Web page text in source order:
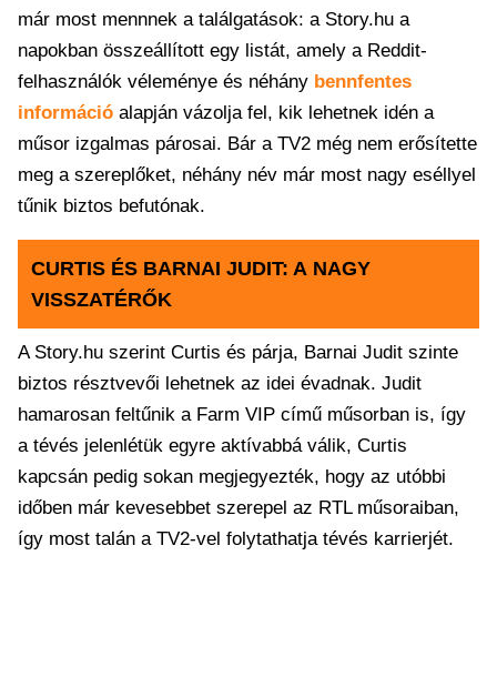
már most mennnek a találgatások: a Story.hu a
napokban összeállított egy listát, amely a Reddit-
felhasználók véleménye és néhány bennfentes
információ alapján vázolja fel, kik lehetnek idén a
műsor izgalmas párosai. Bár a TV2 még nem erősítette
meg a szereplőket, néhány név már most nagy eséllyel
tűnik biztos befutónak.
CURTIS ÉS BARNAI JUDIT: A NAGY
VISSZATÉRŐK
A Story.hu szerint Curtis és párja, Barnai Judit szinte
biztos résztvevői lehetnek az idei évadnak. Judit
hamarosan feltűnik a Farm VIP című műsorban is, így
a tévés jelenlétük egyre aktívabbá válik, Curtis
kapcsán pedig sokan megjegyezték, hogy az utóbbi
időben már kevesebbet szerepel az RTL műsoraiban,
így most talán a TV2-vel folytathatja tévés karrierjét.